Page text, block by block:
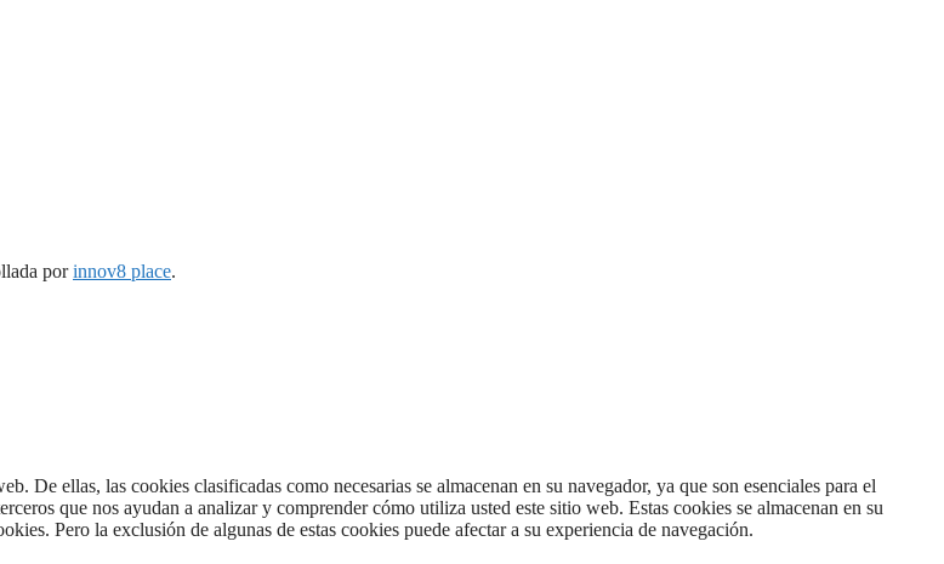
porinnov8 place.
De ellas, las cookies clasificadas como necesarias se almacenan en su navegador, ya que son esenciales para el
que nos ayudan a analizar y comprender cómo utiliza usted este sitio web. Estas cookies se almacenan en su
Pero la exclusión de algunas de estas cookies puede afectar a su experiencia de navegación.